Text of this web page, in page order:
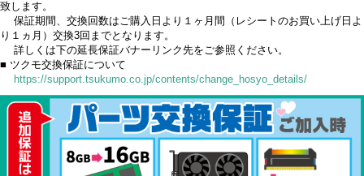
致します。
保証期間、交換回数はご購入日より１ヶ月間（レシートのお買い上げ日よ
り１ヵ月）交換3回までとなります。
詳しくは下の延長保証バナーリンク先をご参照ください。
■ ツクモ交換保証について
https://support.tsukumo.co.jp/contents/change_hosyo_details/